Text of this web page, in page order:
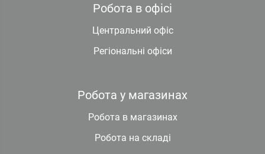
Робота в офісі
Центральний офіс
Регіональні офіси
Робота у магазинах
Робота в магазинах
Робота на складі